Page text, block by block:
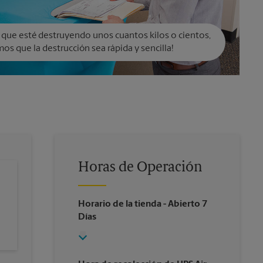
que esté destruyendo unos cuantos kilos o cientos,
que la destrucción sea rápida y sencilla!
Horas de Operación
Horario de la tienda - Abierto 7
Días